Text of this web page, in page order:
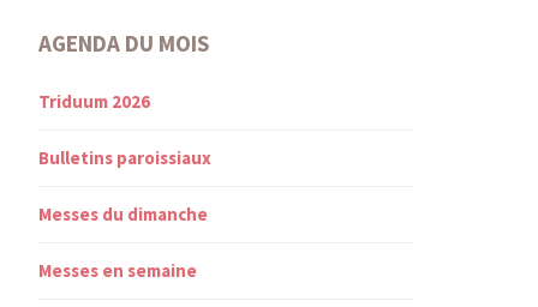
AGENDA DU MOIS
Triduum 2026
Bulletins paroissiaux
Messes du dimanche
Messes en semaine